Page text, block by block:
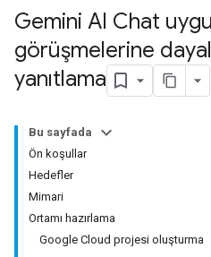
Gemini AI Chat
görüşmelerine
yanıtlama
Bu sayfada
Ön koşullar
Hedefler
Mimari
Ortamı hazırlama
Google Cloud projesi oluşturma